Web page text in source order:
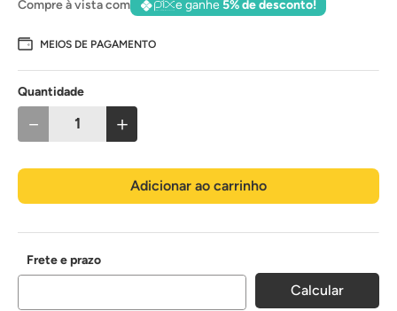
Compre à vista com e ganhe5% de desconto!
MEIOS DE PAGAMENTO
Quantidade
＋
－
Adicionar ao carrinho